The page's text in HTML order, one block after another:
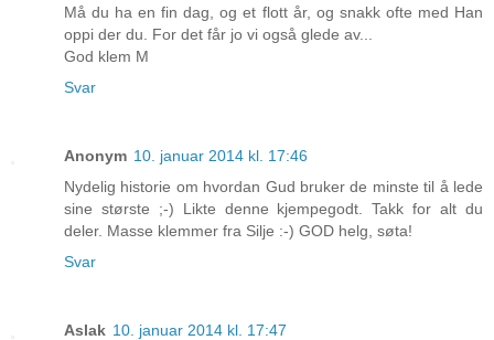
Må du ha en fin dag, og et flott år, og snakk ofte med Han
oppi der du. For det får jo vi også glede av...
God klem M
Svar
Anonym 10. januar 2014 kl. 17:46
Nydelig historie om hvordan Gud bruker de minste til å lede
sine største ;-) Likte denne kjempegodt. Takk for alt du
deler. Masse klemmer fra Silje :-) GOD helg, søta!
Svar
Aslak 10. januar 2014 kl. 17:47